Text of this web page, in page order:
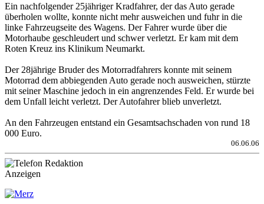
Ein nachfolgender 25jähriger Kradfahrer, der das Auto gerade
überholen wollte, konnte nicht mehr ausweichen und fuhr in die
linke Fahrzeugseite des Wagens. Der Fahrer wurde über die
Motorhaube geschleudert und schwer verletzt. Er kam mit dem
Roten Kreuz ins Klinikum Neumarkt.
Der 28jährige Bruder des Motorradfahrers konnte mit seinem
Motorrad dem abbiegenden Auto gerade noch ausweichen, stürzte
mit seiner Maschine jedoch in ein angrenzendes Feld. Er wurde bei
dem Unfall leicht verletzt. Der Autofahrer blieb unverletzt.
An den Fahrzeugen entstand ein Gesamtsachschaden von rund 18
000 Euro.
06.06.06
Anzeigen